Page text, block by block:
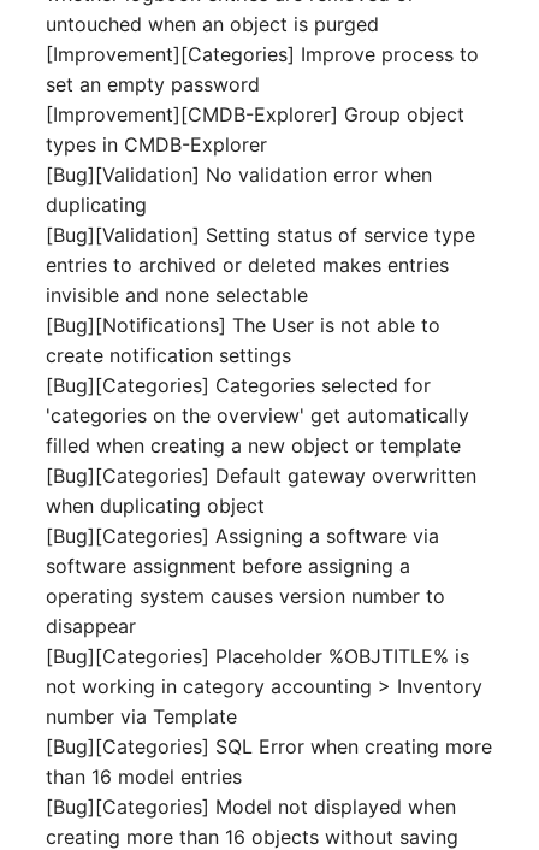
Release Notes 22
Release Notes 1.19
Release Notes 1.18
Release Notes 1.17
Release Notes 1.16
Release Notes 1.14
Release Notes 1.13
Release Notes 1.12
Release Notes 1.11
Release Notes 1.10
Release Notes 1.9
Release Notes 1.8
Release Notes 1.7
Clustermitgliedschaften
Datenbank Gateway
Datenbanken
Datenbanklinks
Datenbankobjekte
Datenbanktabelle
Datenbankzuweisung
Datensicherung
Datensicherung
(zugewiesene Objekte)
FC-Switch
Kabel
Kabeltrasse
Klimaanlage
Client
Kryptokarte
Land
Layer-2-Netz
Layer-3-Netz
Objekt-Beziehungen
Lebens und
Dokumentationszyklus
Eindeutige
Referenzierungen
Web GUI
Benutzerdefinierte Zähler
IP Address Management
(IPAM)
Kabel-Patches und -wege
Komplexe Reports
Passwörter verwalten
Prod→Test Datenbank-
Synchronisation
Standort-basierte
Benutzerrechte
Standorte
Switch Stacking
Variable Reports
VM provisionieren
(veraltet)
Maintenance
Nagios
OCS Inventory NG
Relocate-CI
Replacement
Rights Documentation
SHD Connect
URL-Router
VIVA
VIVA2 (IT-
Grundschutz)
Workflow
Report Views
Signal-Slot System
DIY Daten-Import
Dashboard Widget
programmieren
untouched when an object is purged
[Improvement][Categories] Improve process to
set an empty password
[Improvement][CMDB-Explorer] Group object
types in CMDB-Explorer
[Bug][Validation] No validation error when
duplicating
[Bug][Validation] Setting status of service type
entries to archived or deleted makes entries
invisible and none selectable
[Bug][Notifications] The User is not able to
create notification settings
[Bug][Categories] Categories selected for
'categories on the overview' get automatically
filled when creating a new object or template
[Bug][Categories] Default gateway overwritten
when duplicating object
[Bug][Categories] Assigning a software via
software assignment before assigning a
operating system causes version number to
disappear
[Bug][Categories] Placeholder %OBJTITLE% is
not working in category accounting > Inventory
number via Template
[Bug][Categories] SQL Error when creating more
than 16 model entries
[Bug][Categories] Model not displayed when
creating more than 16 objects without saving